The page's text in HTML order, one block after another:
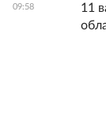
09:58
11